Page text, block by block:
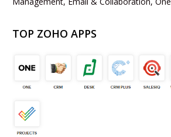
TOP ZOHO APPS